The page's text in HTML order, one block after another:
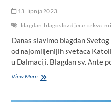
13. lipnja 2023.
blagdan blagoslov djece crkva
Danas slavimo blagdan
od najomiljenijih svetaca
u Dalmaciji. Blagdan sv. Ante
View MoreBlagdan